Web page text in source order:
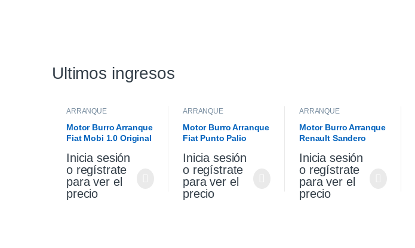
Ultimos ingresos
ARRANQUE
Motor Burro Arranque
Fiat Mobi 1.0 Original
Inicia sesión
o regístrate
para ver el
precio
ARRANQUE
Motor Burro Arranque
Fiat Punto Palio
Inicia sesión
o regístrate
para ver el
precio
ARRANQUE
Motor Burro Arranque
Renault Sandero
Original
Inicia sesión
o regístrate
para ver el
precio